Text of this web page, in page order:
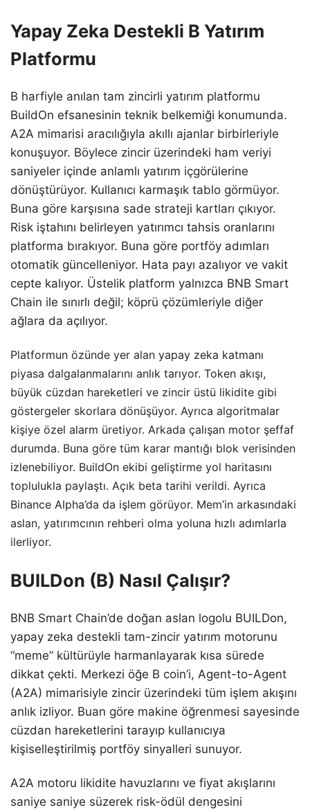
Yapay Zeka Destekli B Yatırım
Platformu
B harfiyle anılan tam zincirli yatırım platformu
BuildOn efsanesinin teknik belkemiği konumunda.
A2A mimarisi aracılığıyla akıllı ajanlar birbirleriyle
konuşuyor. Böylece zincir üzerindeki ham veriyi
saniyeler içinde anlamlı yatırım içgörülerine
dönüştürüyor. Kullanıcı karmaşık tablo görmüyor.
Buna göre karşısına sade strateji kartları çıkıyor.
Risk iştahını belirleyen yatırımcı tahsis oranlarını
platforma bırakıyor. Buna göre portföy adımları
otomatik güncelleniyor. Hata payı azalıyor ve vakit
cepte kalıyor. Üstelik platform yalnızca BNB Smart
Chain ile sınırlı değil; köprü çözümleriyle diğer
ağlara da açılıyor.
Platformun özünde yer alan yapay zeka katmanı
piyasa dalgalanmalarını anlık tarıyor. Token akışı,
büyük cüzdan hareketleri ve zincir üstü likidite gibi
göstergeler skorlara dönüşüyor. Ayrıca algoritmalar
kişiye özel alarm üretiyor. Arkada çalışan motor şeffaf
durumda. Buna göre tüm karar mantığı blok verisinden
izlenebiliyor. BuildOn ekibi geliştirme yol haritasını
toplulukla paylaştı. Açık beta tarihi verildi. Ayrıca
Binance Alpha’da da işlem görüyor. Mem’in arkasındaki
aslan, yatırımcının rehberi olma yoluna hızlı adımlarla
ilerliyor.
BUILDon (B) Nasıl Çalışır?
BNB Smart Chain’de doğan aslan logolu BUILDon,
yapay zeka destekli tam-zincir yatırım motorunu
“meme” kültürüyle harmanlayarak kısa sürede
dikkat çekti. Merkezi öğe B coin’i, Agent-to-Agent
(A2A) mimarisiyle zincir üzerindeki tüm işlem akışını
anlık izliyor. Buan göre makine öğrenmesi sayesinde
cüzdan hareketlerini tarayıp kullanıcıya
kişiselleştirilmiş portföy sinyalleri sunuyor.
A2A motoru likidite havuzlarını ve fiyat akışlarını
saniye saniye süzerek risk-ödül dengesini